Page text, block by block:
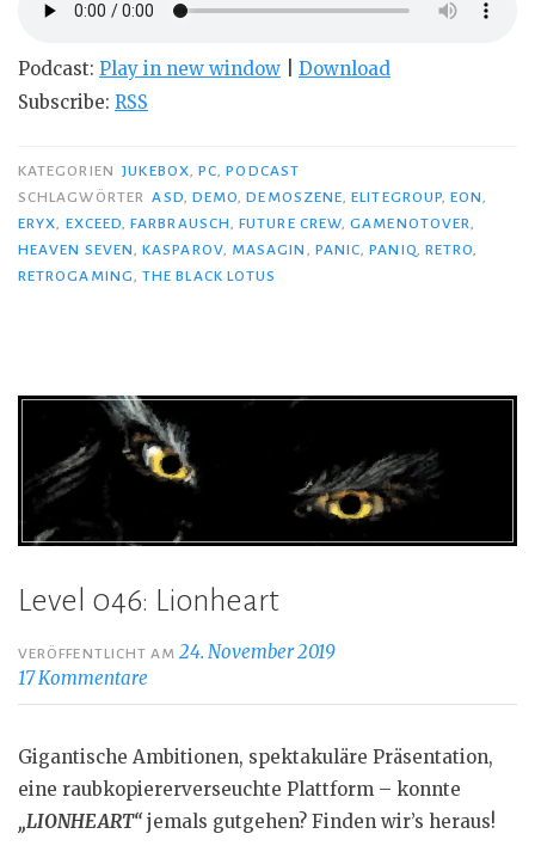
Podcast: Play in new window
Download
Subscribe: RSS
KATEGORIEN JUKEBOX PC ,PODCAST
SCHLAGWÖRTER
ASD DEMO ,DEMOSZENE ,ELITEGROUP ,EON
ERYX
EXCEED ,FARBRAUSCH ,FUTURE CREW ,GAMENOTOVER
HEAVEN SEVEN
,KASPAROV, MASAGIN PANIC ,PANIQ RETRO
RETROGAMING
,THE BLACK LOTUS
Level 046: Lionheart
VERÖFFENTLICHT AM24. November 2019
17 Kommentare
Gigantische Ambitionen, spektakuläre Präsentation,
eine raubkopiererverseuchte Plattform – konnte
„LIONHEART“jemals gutgehen? Finden wir’s heraus!